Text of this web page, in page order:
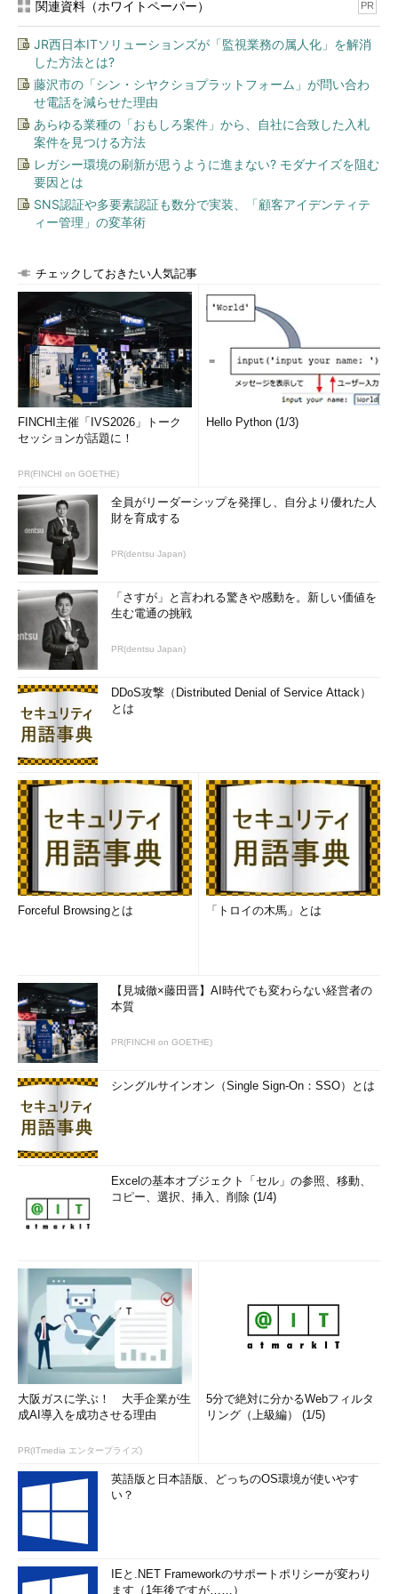
次回はHTTPサーバーのマニフェストの作り方
次回はHTTPサーバーのセットアップを例にマニフェストの作
り方を詳しく説明します。お楽しみに。
R子 う～ん、う～ん（悩）
K男 どうしたのかな？
て動かないんです……（泣）
R子 はい、新しいサーバーを開梱してすぐOSをインストール
して、そのままPuppetを入れたのですが……。
K男 開梱してすぐOSインストールしてPuppet？ インストー
ルした後にNTPで時間合わせた？
R子 ……あ（汗）
K男 あれだけ時間合わせろと注意したのに！ 人の話をちゃん
R子 ご、ごめんなさ～い（泣）
実機を使う場合、agent／master型では時間の合わせ忘れによ
るエラーが多いので注意しましょう。
著者プロフィール
菅原亮（すがはら りょう）
所属：NTT OSSセンタ シニア・エキスパー
ト
1994年にFM-TOWNS上でLinuxを使い始めて以来、仕事趣味
問わずOSSシステムを構築するようになる。
2012年よりOSSシステムの構築自動化に取り組み始め、昔の
苦労を懐かしみつつ自動化の普及促進に取り組んでいる。
個人ではNTSyslog日本語対応版など主にWindows用アプリを
著者プロフィール
ト
「楽をすること」に興味があり、単純作業はスクリプト・マク
ロなどでできるだけ自動化するようにしている。しかしなが
ているどうかは定かではない。
楽をする仕組みを共有することこそ、その本質だと気付き、環
関連資料（ホワイトペーパー） PR
JR西日本ITソリューションズが「監視業務の属人化」を解消
した方法とは?
藤沢市の「シン・シヤクショプラットフォーム」が問い合わ
せ電話を減らせた理由
あらゆる業種の「おもしろ案件」から、自社に合致した入札
案件を見つける方法
レガシー環境の刷新が思うように進まない? モダナイズを阻む
要因とは
SNS認証や多要素認証も数分で実装、「顧客アイデンティテ
ィー管理」の変革術
チェックしておきたい人気記事
FINCHI主催「IVS2026」トーク
セッションが話題に！
PR(FINCHI on GOETHE)
Hello Python (1/3)
全員がリーダーシップを発揮し、自分より優れた人
財を育成する
PR(dentsu Japan)
「さすが」と言われる驚きや感動を。新しい価値を
生む電通の挑戦
PR(dentsu Japan)
DDoS攻撃（Distributed Denial of Service Attack）
とは
Forceful Browsingとは 「トロイの木馬」とは
【見城徹×藤田晋】AI時代でも変わらない経営者の
本質
PR(FINCHI on GOETHE)
シングルサインオン（Single Sign-On：SSO）とは
Excelの基本オブジェクト「セル」の参照、移動、
コピー、選択、挿入、削除 (1/4)
大阪ガスに学ぶ！ 大手企業が生
成AI導入を成功させる理由
PR(ITmedia エンタープライズ)
5分で絶対に分かるWebフィルタ
リング（上級編） (1/5)
英語版と日本語版、どっちのOS環境が使いやす
い？
IEと.NET Frameworkのサポートポリシーが変わり
ます（1年後ですが……）